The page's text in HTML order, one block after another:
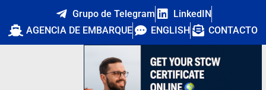
Grupo de Telegram
LinkedIN
AGENCIA DE EMBARQUE
ENGLISH CONTACTO